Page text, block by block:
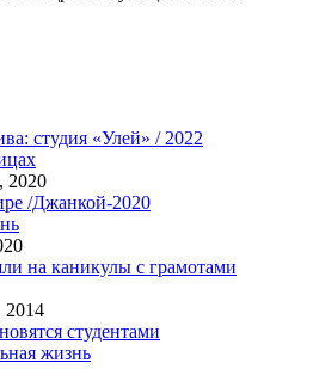
студия «Улей» / 2022
2020
/Джанкой-2020
на каникулы с грамотами
2014
студентами
жизнь